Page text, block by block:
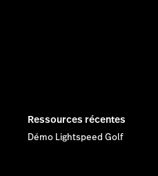
Ressources récentes
Démo Lightspeed Golf